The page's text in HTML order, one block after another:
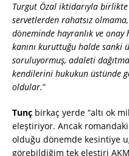
Turgut Özal iktidarıyla
servetlerden rahatsız
döneminde hayranlık ve
kanını kuruttuğu halde sanki
soruluyormuş, adaleti
kendilerini hukukun üstünde
oldular.”
Tunç birkaç yerde “altı ok
eleştiriyor. Ancak
olduğu dönemde kesintiye
görebildiğim tek eleştiri